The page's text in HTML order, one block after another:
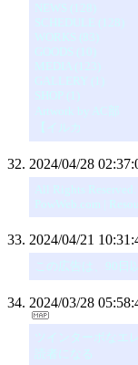
NEWS (128)
SCHEDULE (128)
WORKS (83)
GOODS (10)
MEDIA (123)
GALLERY (1)
SHOP (1)
Artwork by AC部
【イルカ
2024/04/28
All Rights
PowWeb.com |
2024/04/21
この広告は、90日
2024/03/28
ツインターボなエ
読者になる